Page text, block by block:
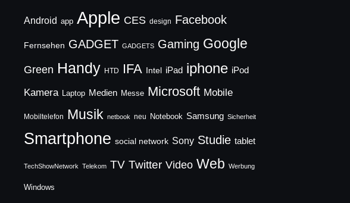
Android app Apple CES design Facebook
Fernsehen GADGET GADGETS Gaming Google
Green Handy HTD IFA Intel iPad iphone iPod
Kamera Laptop Medien Messe Microsoft Mobile
Mobiltelefon Musik netbook neu Notebook Samsung Sicherheit
Smartphone social network Sony Studie tablet
TechShowNetwork Telekom TV Twitter Video Web Werbung
Windows